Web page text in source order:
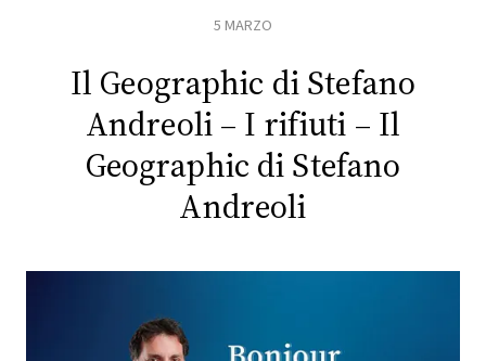
RADIO
PLAYLIST
FOTO
CONCORSI
5 MARZO
Il Geographic di Stefano
Andreoli – I rifiuti – Il
Geographic di Stefano
Andreoli